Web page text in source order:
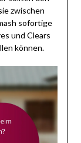
zwischen
sofortige
und Clears
können.